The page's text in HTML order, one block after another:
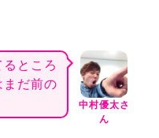
中村優太さ
ん
ところ
まだ前の